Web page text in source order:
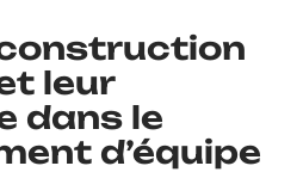
leur
dans le
d’équipe